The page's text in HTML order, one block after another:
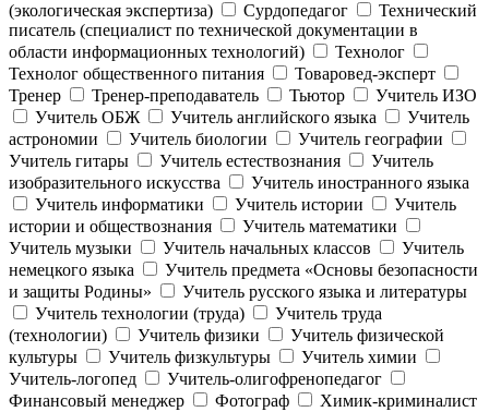
(экологическая экспертиза)
Сурдопедагог
Технический
писатель (специалист по технической документации в
области информационных технологий)
Технолог
Технолог общественного питания
Товаровед-эксперт
Тренер
Тренер-преподаватель Тьютор
Учитель ИЗО
Учитель ОБЖ
Учитель английского языка
Учитель
астрономии
Учитель биологии
Учитель географии
Учитель гитары
Учитель естествознания
Учитель
изобразительного искусства
Учитель иностранного языка
Учитель информатики
Учитель истории
Учитель
истории и обществознания
Учитель математики
Учитель музыки
Учитель начальных классов
Учитель
немецкого языка
Учитель предмета «Основы безопасности
и защиты Родины»
Учитель русского языка и литературы
Учитель технологии (труда)
Учитель труда
(технологии)
Учитель физики
Учитель физической
культуры
Учитель физкультуры
Учитель химии
Учитель-логопед
Учитель-олигофренопедагог
Финансовый менеджер
Фотограф
Химик-криминалист